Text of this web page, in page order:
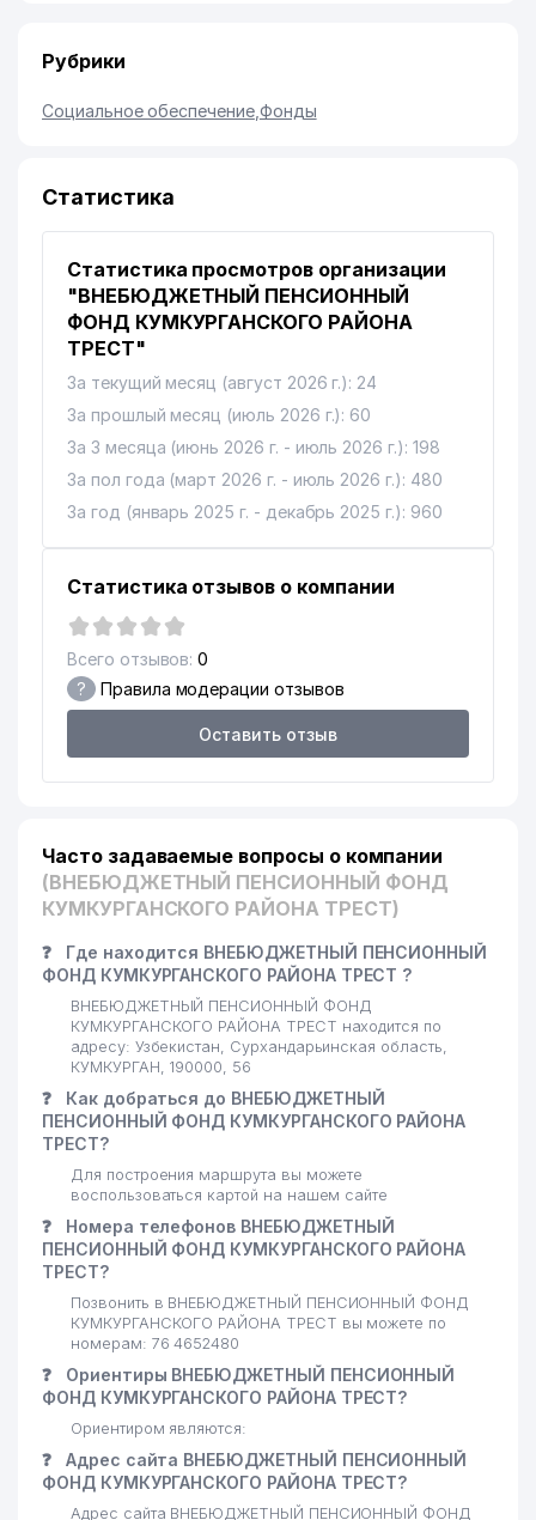
Рубрики
Социальное обеспечение, Фонды
Статистика
Статистика просмотров организации
"ВНЕБЮДЖЕТНЫЙ ПЕНСИОННЫЙ
ФОНД КУМКУРГАНСКОГО РАЙОНА
ТРЕСТ"
За текущий месяц (август 2026 г.): 24
За прошлый месяц (июль 2026 г.): 60
За 3 месяца (июнь 2026 г. - июль 2026 г.): 198
За пол года (март 2026 г. - июль 2026 г.): 480
За год (январь 2025 г. - декабрь 2025 г.): 960
Статистика отзывов о компании
Всего отзывов: 0
? Правила модерации отзывов
Оставить отзыв
Часто задаваемые вопросы о компании
(ВНЕБЮДЖЕТНЫЙ ПЕНСИОННЫЙ ФОНД
КУМКУРГАНСКОГО РАЙОНА ТРЕСТ)
❓
Где находится ВНЕБЮДЖЕТНЫЙ ПЕНСИОННЫЙ
ФОНД КУМКУРГАНСКОГО РАЙОНА ТРЕСТ ?
ВНЕБЮДЖЕТНЫЙ ПЕНСИОННЫЙ ФОНД
КУМКУРГАНСКОГО РАЙОНА ТРЕСТ находится по
адресу: Узбекистан, Сурхандарьинская область,
КУМКУРГАН, 190000, 56
❓
Как добраться до ВНЕБЮДЖЕТНЫЙ
ПЕНСИОННЫЙ ФОНД КУМКУРГАНСКОГО РАЙОНА
ТРЕСТ?
Для построения маршрута вы можете
воспользоваться картой на нашем сайте
❓
Номера телефонов ВНЕБЮДЖЕТНЫЙ
ПЕНСИОННЫЙ ФОНД КУМКУРГАНСКОГО РАЙОНА
ТРЕСТ?
Позвонить в ВНЕБЮДЖЕТНЫЙ ПЕНСИОННЫЙ ФОНД
КУМКУРГАНСКОГО РАЙОНА ТРЕСТ вы можете по
номерам: 76 4652480
❓
Ориентиры ВНЕБЮДЖЕТНЫЙ ПЕНСИОННЫЙ
ФОНД КУМКУРГАНСКОГО РАЙОНА ТРЕСТ?
Ориентиром являются:
❓
Адрес сайта ВНЕБЮДЖЕТНЫЙ ПЕНСИОННЫЙ
ФОНД КУМКУРГАНСКОГО РАЙОНА ТРЕСТ?
Адрес сайта ВНЕБЮДЖЕТНЫЙ ПЕНСИОННЫЙ ФОНД